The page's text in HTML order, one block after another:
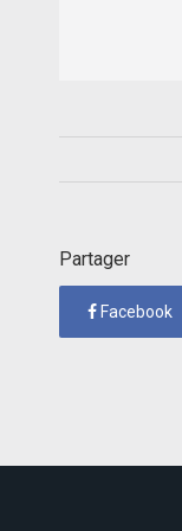
Partager
Facebook